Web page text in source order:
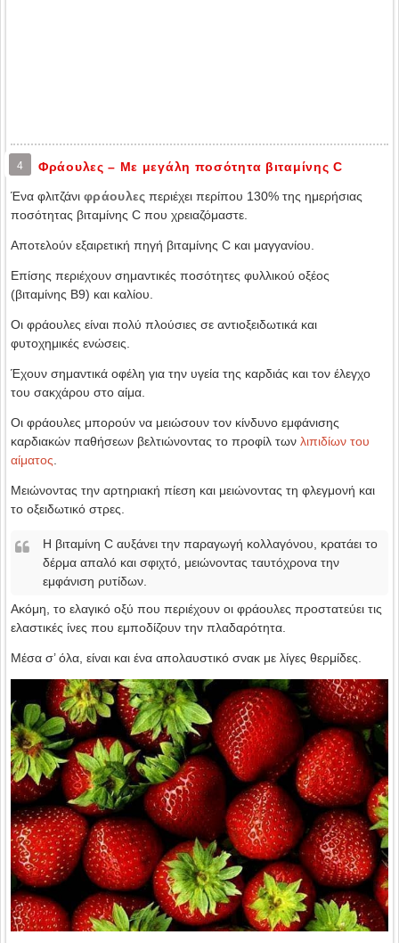
4 Φράουλες – Με μεγάλη ποσότητα βιταμίνης C
Ένα φλιτζάνι φράουλες περιέχει περίπου 130% της ημερήσιας
ποσότητας βιταμίνης C που χρειαζόμαστε.
Αποτελούν εξαιρετική πηγή βιταμίνης C και μαγγανίου.
Επίσης περιέχουν σημαντικές ποσότητες φυλλικού οξέος
(βιταμίνης B9) και καλίου.
Οι φράουλες είναι πολύ πλούσιες σε αντιοξειδωτικά και
φυτοχημικές ενώσεις.
Έχουν σημαντικά οφέλη για την υγεία της καρδιάς και τον έλεγχο
του σακχάρου στο αίμα.
Οι φράουλες μπορούν να μειώσουν τον κίνδυνο εμφάνισης
καρδιακών παθήσεων βελτιώνοντας το προφίλ των λιπιδίων του
αίματος
Μειώνοντας την αρτηριακή πίεση και μειώνοντας τη φλεγμονή και
το οξειδωτικό στρες.
Η βιταμίνη C αυξάνει την παραγωγή κολλαγόνου, κρατάει το
δέρμα απαλό και σφιχτό, μειώνοντας ταυτόχρονα την
εμφάνιση ρυτίδων.
Ακόμη, το ελαγικό οξύ που περιέχουν οι φράουλες προστατεύει τις
ελαστικές ίνες που εμποδίζουν την πλαδαρότητα.
Mέσα σ’ όλα, είναι και ένα απολαυστικό σνακ με λίγες θερμίδες.